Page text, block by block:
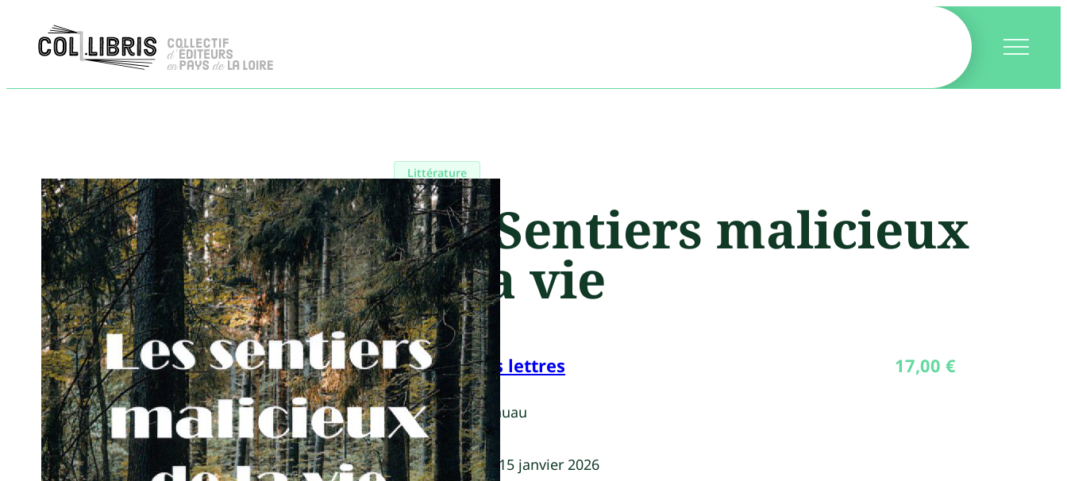
Littérature
Les Sentiers malicieux
de la vie
Vent des lettres 17,00 €
Pascal Bahuau
Parution : 15 janvier 2026